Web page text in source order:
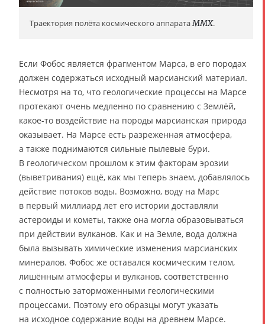
Траектория полёта космического аппаратаMMX.
Если Фобос является фрагментом Марса, в его породах
должен содержаться исходный марсианский материал.
Несмотря на то, что геологические процессы на Марсе
протекают очень медленно по сравнению с Землёй,
какое-то воздействие на породы марсианская природа
оказывает. На Марсе есть разреженная атмосфера,
а также поднимаются сильные пылевые бури.
В геологическом прошлом к этим факторам эрозии
(выветривания) ещё, как мы теперь знаем, добавлялось
действие потоков воды. Возможно, воду на Марс
в первый миллиард лет его истории доставляли
астероиды и кометы, также она могла образовываться
при действии вулканов. Как и на Земле, вода должна
была вызывать химические изменения марсианских
минералов. Фобос же оставался космическим телом,
лишённым атмосферы и вулканов, соответственно
с полностью заторможенными геологическими
процессами. Поэтому его образцы могут указать
на исходное содержание воды на древнем Марсе.